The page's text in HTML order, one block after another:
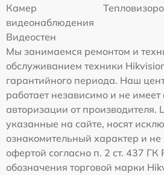
Камер
видеонаблюдения
Видеостен
Мы занимаемся ремонтом и
обслуживанием техники
гарантийного периода. Наш
работает независимо и не
авторизации от производителя.
указанные на сайте, носят
ознакомительный характер и
офертой согласно п. 2 ст. 437
обозначения торговой марки